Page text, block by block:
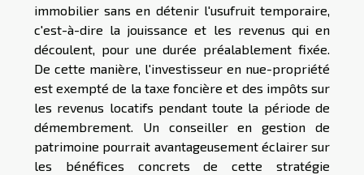
immobilier sans en détenir l'usufruit temporaire,
c'est-à-dire la jouissance et les revenus qui en
découlent, pour une durée préalablement fixée.
De cette manière, l'investisseur en nue-propriété
est exempté de la taxe foncière et des impôts sur
les revenus locatifs pendant toute la période de
démembrement. Un conseiller en gestion de
patrimoine pourrait avantageusement éclairer sur
les bénéfices concrets de cette stratégie